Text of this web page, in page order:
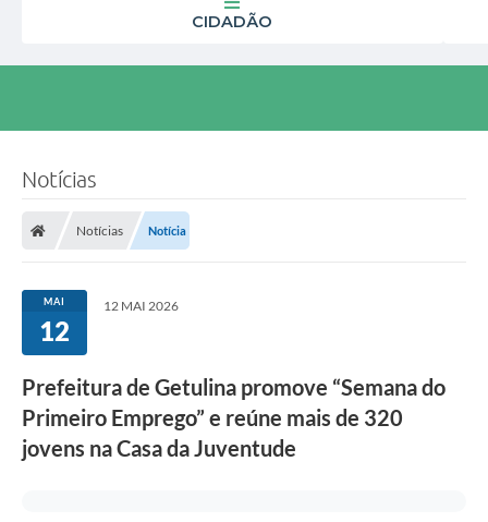
CIDADÃO
Notícias
Notícias Notícia
MAI
12
12 MAI 2026
Prefeitura de Getulina promove “Semana do
Primeiro Emprego” e reúne mais de 320
jovens na Casa da Juventude